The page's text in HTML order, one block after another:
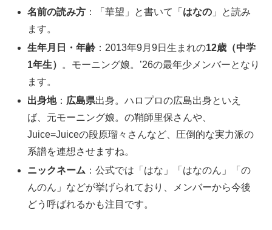
名前の読み方 ：「華望」と書いて「 はなの 」と読み
ます。
生年月日・年齢 ：2013年9月9日生まれの12歳（中学
1年生）
。モーニング娘。’26の最年少メンバーとなり
ます。
出身地： 広島県出身。ハロプロの広島出身といえ
ば、元モーニング娘。の鞘師里保さんや、
Juice=Juiceの段原瑠々さんなど、圧倒的な実力派の
系譜を連想させますね。
ニックネーム ：公式では「はな」「はなのん」「の
んのん」などが挙げられており、メンバーから今後
どう呼ばれるかも注目です。